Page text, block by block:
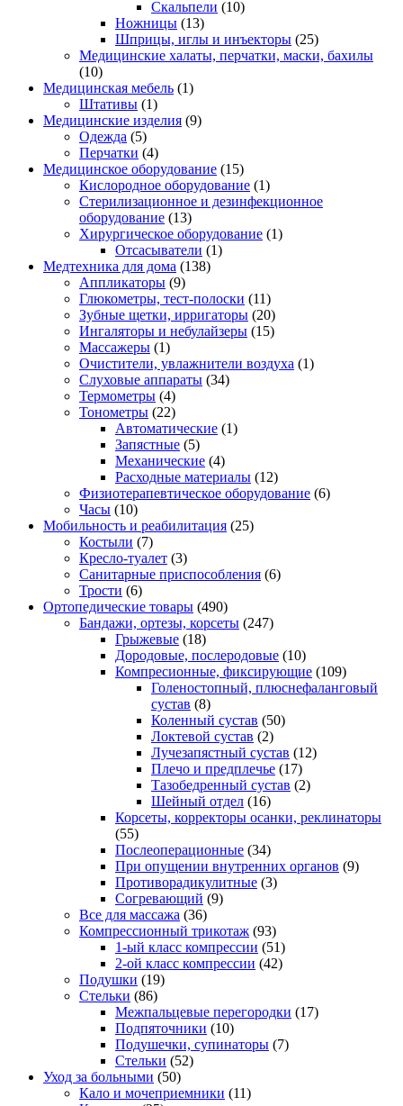
Скальпели (10)
Ножницы (13)
Шприцы, иглы и инъекторы (25)
Медицинские халаты, перчатки, маски, бахилы
(10)
Медицинская мебель (1)
Штативы (1)
Медицинские изделия (9)
Одежда (5)
Перчатки (4)
Медицинское оборудование (15)
Кислородное оборудование (1)
Стерилизационное и дезинфекционное
оборудование (13)
Хирургическое оборудование (1)
Отсасыватели (1)
Медтехника для дома (138)
Аппликаторы (9)
Глюкометры, тест-полоски (11)
Зубные щетки, ирригаторы (20)
Ингаляторы и небулайзеры (15)
Массажеры (1)
Очистители, увлажнители воздуха (1)
Слуховые аппараты (34)
Термометры (4)
Тонометры (22)
Автоматические (1)
Запястные (5)
Механические (4)
Расходные материалы (12)
Физиотерапевтическое оборудование (6)
Часы (10)
Мобильность и реабилитация (25)
Костыли (7)
Кресло-туалет (3)
Санитарные приспособления (6)
Трости (6)
Ортопедические товары (490)
Бандажи, ортезы, корсеты (247)
Грыжевые (18)
Дородовые, послеродовые (10)
Компресионные, фиксирующие (109)
Голеностопный, плюснефаланговый
сустав (8)
Коленный сустав (50)
Локтевой сустав (2)
Лучезапястный сустав (12)
Плечо и предплечье (17)
Тазобедренный сустав (2)
Шейный отдел (16)
Корсеты, корректоры осанки, реклинаторы
(55)
Послеоперационные (34)
При опущении внутренних органов (9)
Противорадикулитные (3)
Согревающий (9)
Все для массажа (36)
Компрессионный трикотаж (93)
1-ый класс компрессии (51)
2-ой класс компрессии (42)
Подушки (19)
Стельки (86)
Межпальцевые перегородки (17)
Подпяточники (10)
Подушечки, супинаторы (7)
Стельки (52)
Уход за больными (50)
Кало и мочеприемники (11)